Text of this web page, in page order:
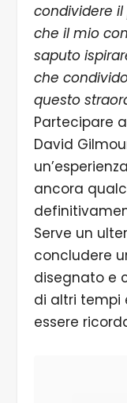
condividere
che il mio
saputo
che
questo
Partecipare
David
ancora
Serve un
concludere
disegnato e
di altri tempi
essere